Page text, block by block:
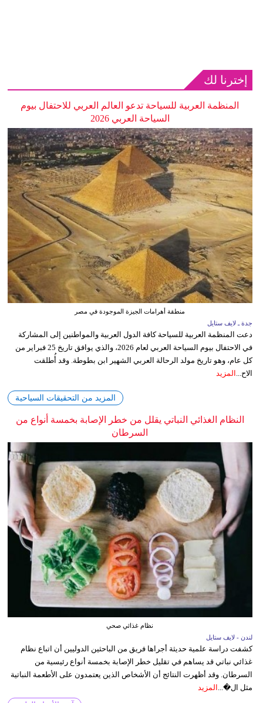
إخترنا لك
المنظمة العربية للسياحة تدعو العالم العربي للاحتفال بيوم
السياحة العربي 2026
منطقة أهرامات الجيزة الموجودة في مصر
جدة ـ لايف ستايل
دعت المنظمة العربية للسياحة كافة الدول العربية والمواطنين إلى المشاركة
في الاحتفال بيوم السياحة العربي لعام 2026، والذي يوافق تاريخ 25 فبراير من
كل عام، وهو تاريخ مولد الرحالة العربي الشهير ابن بطوطة. وقد أُطلقت
الاح... المزيد
المزيد من التحقيقات السياحية
النظام الغذائي النباتي يقلل من خطر الإصابة بخمسة أنواع من
السرطان
نظام غذائي صحي
لندن - لايف ستايل
كشفت دراسة علمية حديثة أجراها فريق من الباحثين الدوليين أن اتباع نظام
غذائي نباتي قد يساهم في تقليل خطر الإصابة بخمسة أنواع رئيسية من
السرطان. وقد أظهرت النتائج أن الأشخاص الذين يعتمدون على الأطعمة النباتية
مثل ال�...
المزيد